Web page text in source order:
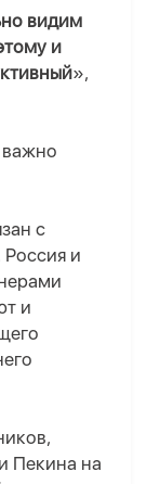
видим
и
»,
важно
с
и
и
Пекина на